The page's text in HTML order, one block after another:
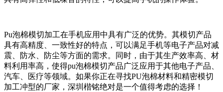
Pu泡棉模切加工在手机应用中具有广泛的优势。其模切产品
具有高精度、一致性好的特点，可以满足手机等电子产品对减
震、防水、防尘等方面的需求。同时，由于其生产效率高、材
料利用率高，使得pu泡棉模切产品广泛应用于其他电子产品、
汽车、医疗等领域。如果你正在寻找PU泡棉材料和精密模切
加工冲型的厂家，深圳楷铭绝对是一个值得考虑的选择！